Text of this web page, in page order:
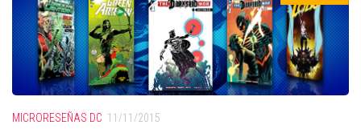
MICRORESEÑAS DC 11/11/2015